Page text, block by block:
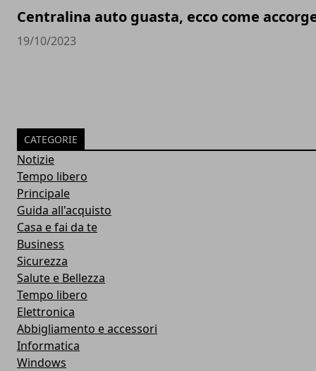
Centralina auto guasta, ecco come
19/10/2023
CATEGORIE
Notizie
Tempo libero
Principale
Guida all'acquisto
Casa e fai da te
Business
Sicurezza
Salute e Bellezza
Tempo libero
Elettronica
Abbigliamento e accessori
Informatica
Windows